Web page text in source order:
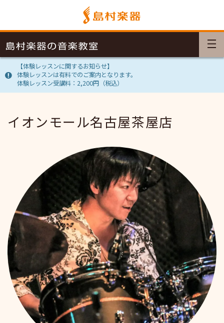
【体験レッスンに関するお知らせ】
体験レッスンは有料でのご案内となります。
体験レッスン受講料：2,200円（税込）
イオンモール名古屋茶屋店